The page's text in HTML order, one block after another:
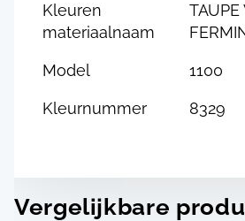
Kleuren
materiaalnaam
TAUPE
Model 1100
Kleurnummer 8329
Vergelijkbare